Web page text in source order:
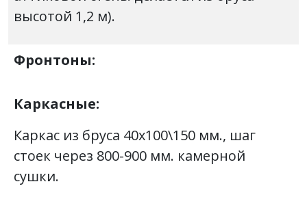
высотой 1,2 м).
Фронтоны:
Каркасные:
Каркас из бруса 40х100\150 мм., шаг
стоек через 800-900 мм. камерной
сушки.